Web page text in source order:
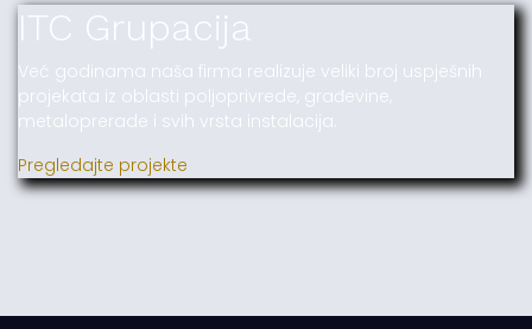
ITC Grupacija
Već godinama naša firma realizuje veliki broj uspješnih
projekata iz oblasti poljoprivrede, građevine,
metaloprerade i svih vrsta instalacija.
Pregledajte projekte